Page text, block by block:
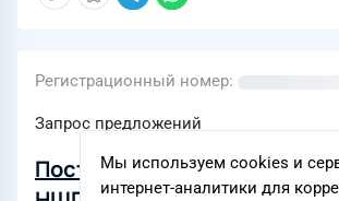
Мы используем cookies и
интернет-аналитики для
Регистрационный номер
Запрос предложений
Поставка Счетчиков Zenner